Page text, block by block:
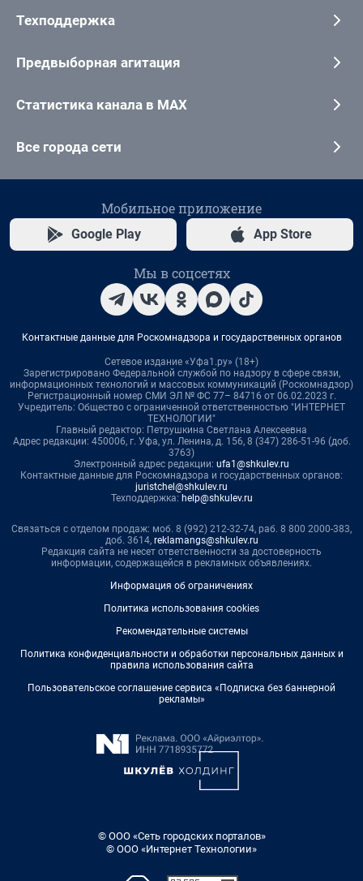
Техподдержка
Предвыборная агитация
Статистика канала в MAX
Все города сети
Мобильное приложение
Google Play App Store
Мы в соцсетях
Контактные данные для Роскомнадзора и государственных органов
Сетевое издание «Уфа1.ру» (18+)
Зарегистрировано Федеральной службой по надзору в сфере связи,
информационных технологий и массовых коммуникаций (Роскомнадзор)
Регистрационный номер СМИ ЭЛ № ФС 77– 84716 от 06.02.2023 г.
Учредитель: Общество с ограниченной ответственностью "ИНТЕРНЕТ
ТЕХНОЛОГИИ"
Главный редактор: Петрушкина Светлана Алексеевна
Адрес редакции: 450006, г. Уфа, ул. Ленина, д. 156, 8 (347) 286-51-96 (доб.
3763)
Электронный адрес редакции: ufa1@shkulev.ru
Контактные данные для Роскомнадзора и государственных органов:
juristchel@shkulev.ru
Техподдержка: help@shkulev.ru
Связаться с отделом продаж: моб. 8 (992) 212-32-74, раб. 8 800 2000-383,
доб. 3614, reklamangs@shkulev.ru
Редакция сайта не несет ответственности за достоверность
информации, содержащейся в рекламных объявлениях.
Информация об ограничениях
Политика использования cookies
Рекомендательные системы
Политика конфиденциальности и обработки персональных данных и
правила использования сайта
Пользовательское соглашение сервиса «Подписка без баннерной
рекламы»
© ООО «Сеть городских порталов»
© ООО «Интернет Технологии»